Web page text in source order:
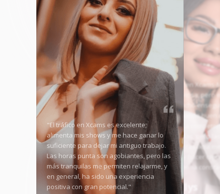
"El tráfico en Xcams es excelente;
alimenta mis shows y me hace ganar lo
suficiente para dejar mi antiguo trabajo.
Las horas punta son agobiantes, pero las
más tranquilas me permiten relajarme, y
en general, ha sido una experiencia
positiva con gran potencial."
"Empezar en Xcams-
puso nerviosa, pero
me enganchó
estoy ganando
semana. La
algunos días, pero las
herramientas aquí
destacar y hacer
fans de forma
Angellys